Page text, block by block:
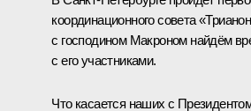
координационного совета
с господином Макроном найдём
с его участниками.
Что касается наших с